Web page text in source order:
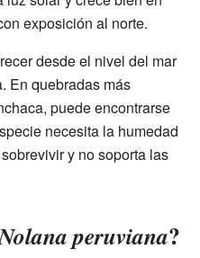
exposición al norte.
desde el nivel del mar
En quebradas más
puede encontrarse
necesita la humedad
y no soporta las
peruviana?